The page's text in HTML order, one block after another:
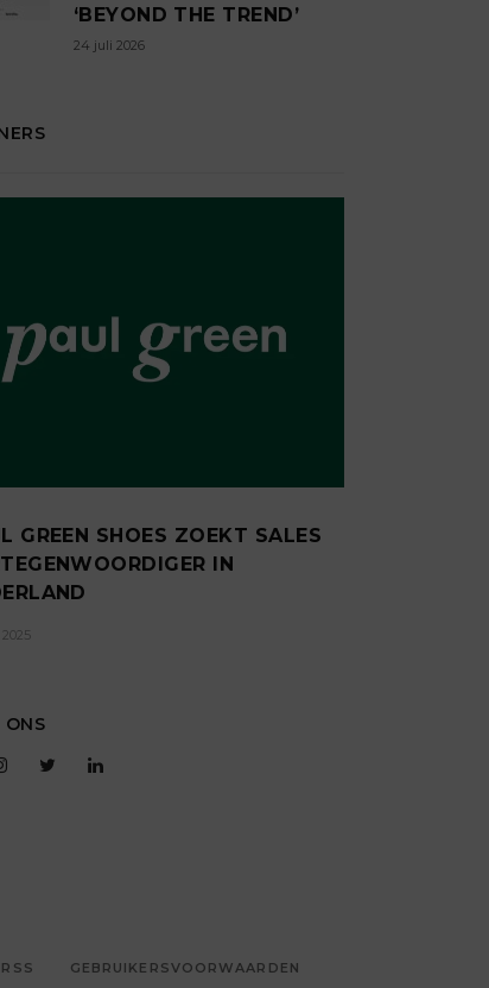
‘BEYOND THE TREND’
24 juli 2026
GREEN SHOES ZOEKT SALES
IN
ONS
RSS GEBRUIKERSVOORWAARDEN